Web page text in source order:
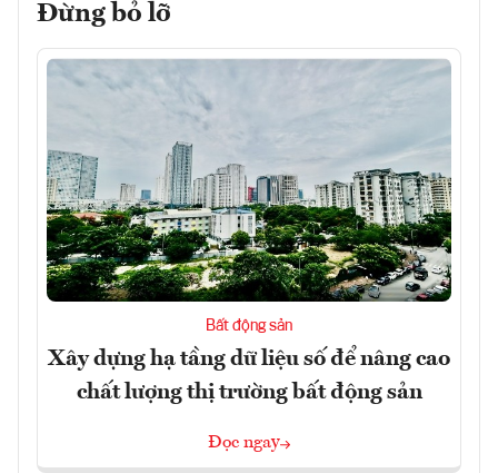
Đừng bỏ lỡ
Bất động sản
Xây dựng hạ tầng dữ liệu số để nâng cao
chất lượng thị trường bất động sản
Đọc ngay